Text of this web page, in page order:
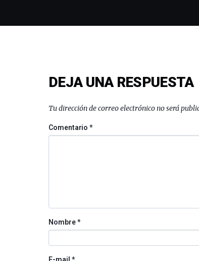
DEJA UNA RESPUESTA
Tu dirección de correo electrónico no será
Comentario*
Nombre*